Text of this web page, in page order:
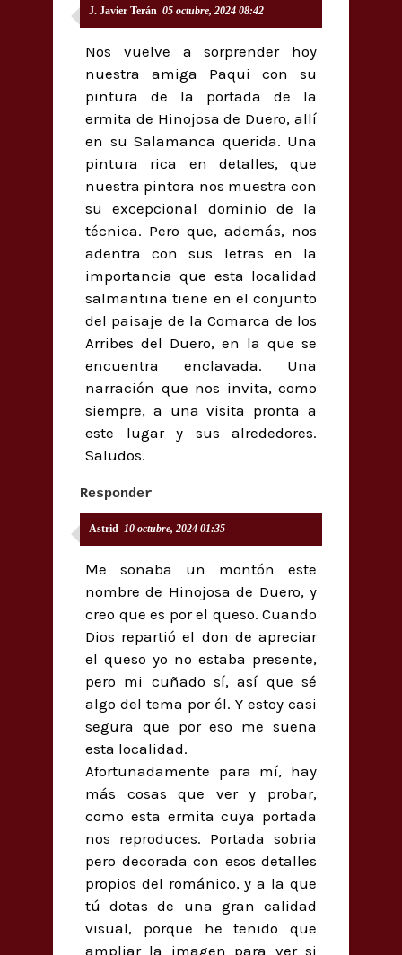
J. Javier Terán 05 octubre, 2024 08:42
Nos vuelve a sorprender hoy
nuestra amiga Paqui con su
pintura de la portada de la
ermita de Hinojosa de Duero, allí
en su Salamanca querida. Una
pintura rica en detalles, que
nuestra pintora nos muestra con
su excepcional dominio de la
técnica. Pero que, además, nos
adentra con sus letras en la
importancia que esta localidad
salmantina tiene en el conjunto
del paisaje de la Comarca de los
Arribes del Duero, en la que se
encuentra enclavada. Una
narración que nos invita, como
siempre, a una visita pronta a
este lugar y sus alrededores.
Saludos.
Responder
Astrid 10 octubre, 2024 01:35
Me sonaba un montón este
nombre de Hinojosa de Duero, y
creo que es por el queso. Cuando
Dios repartió el don de apreciar
el queso yo no estaba presente,
pero mi cuñado sí, así que sé
algo del tema por él. Y estoy casi
segura que por eso me suena
esta localidad.
Afortunadamente para mí, hay
más cosas que ver y probar,
como esta ermita cuya portada
nos reproduces. Portada sobria
pero decorada con esos detalles
propios del románico, y a la que
tú dotas de una gran calidad
visual, porque he tenido que
ampliar la imagen para ver si